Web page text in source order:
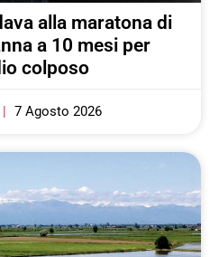
alla maratona di
a 10 mesi per
colposo
7 Agosto 2026